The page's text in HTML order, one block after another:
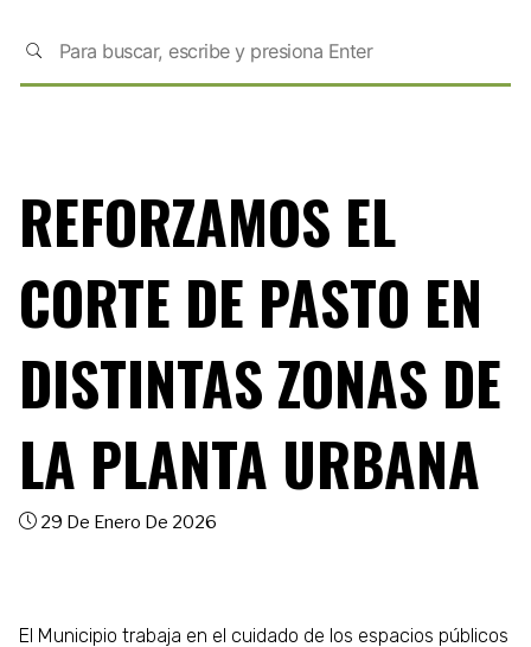
REFORZAMOS EL
CORTE DE PASTO EN
DISTINTAS ZONAS DE
LA PLANTA URBANA
29 De Enero De 2026
El Municipio trabaja en el cuidado de los espacios públicos